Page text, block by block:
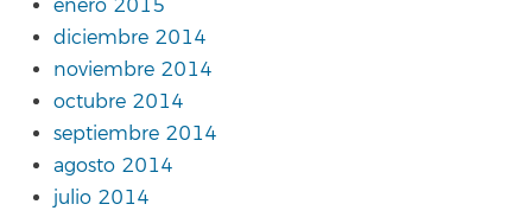
enero 2015
diciembre 2014
noviembre 2014
octubre 2014
septiembre 2014
agosto 2014
julio 2014